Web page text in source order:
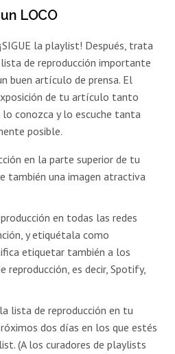
LOCO
la playlist! Después, trata
de reproducción importante
buen artículo de prensa. El
de tu artículo tanto
lo conozca y lo escuche tanta
posible.
en la parte superior de tu
también una imagen atractiva
en todas las redes
y etiquétala como
etiquetar también a los
reproducción, es decir, Spotify,
lista de reproducción en tu
dos días en los que estés
(A los curadores de playlists